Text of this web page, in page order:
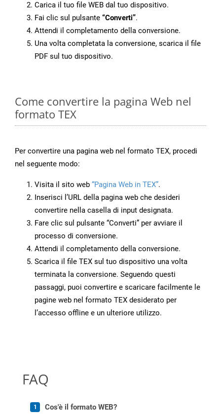
Carica il tuo file WEB dal tuo dispositivo.
Fai clic sul pulsante “Converti”.
Attendi il completamento della conversione.
Una volta completata la conversione, scarica il file
PDF sul tuo dispositivo.
Come convertire la pagina Web nel
formato TEX
Per convertire una pagina web nel formato TEX, procedi
nel seguente modo:
Visita il sito web “Pagina Web in TEX”.
Inserisci l’URL della pagina web che desideri
convertire nella casella di input designata.
Fare clic sul pulsante “Converti” per avviare il
processo di conversione.
Attendi il completamento della conversione.
Scarica il file TEX sul tuo dispositivo una volta
terminata la conversione. Seguendo questi
passaggi, puoi convertire e scaricare facilmente le
pagine web nel formato TEX desiderato per
l’accesso offline e un ulteriore utilizzo.
FAQ
Cos'è il formato WEB?